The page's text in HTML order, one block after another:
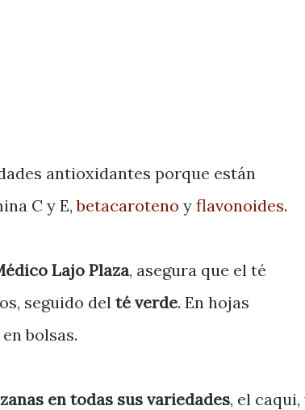
antioxidantes porque están
C y E,betacaroteno y flavonoides.
Lajo Plaza, asegura que el té
seguido del té verde. En hojas
bolsas.
en todas sus variedades, el caqui,